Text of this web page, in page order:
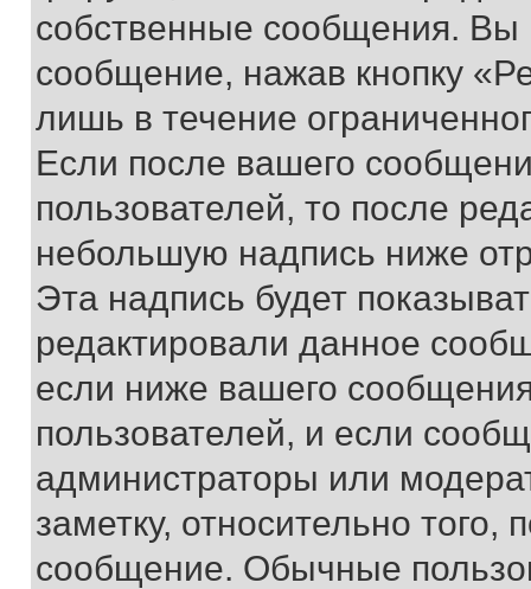
собственные сообщения. Вы
сообщение, нажав кнопку
лишь в течение
Если после вашего
пользователей, то после
небольшую надпись ниже
Эта надпись будет
редактировали данное
если ниже вашего
пользователей, и если
администраторы или
заметку, относительно
сообщение. Обычные